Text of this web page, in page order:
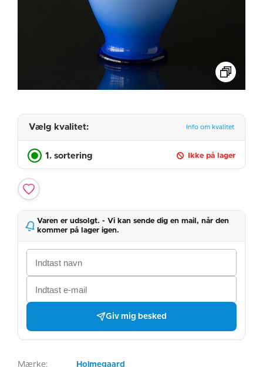
Vælg kvalitet: Info om kvalitet
1. sortering Ikke på lager
Varen er udsolgt. - Vi kan sende dig en mail, når den
kommer på lager igen.
Giv mig besked
Mærke: Holmegaard